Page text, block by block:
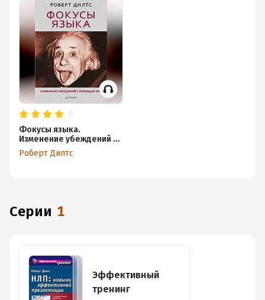
Фокусы языка.
Изменение убеждений с
помощью НЛП
Роберт Дилтс
Серии 1
Эффективный
тренинг